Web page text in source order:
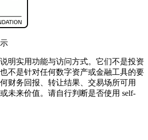
明实用功能与访问方式。它们不是投资
不是针对任何数字资产或金融工具的要
财务回报、转让结果、交易场所可用
未来价值。请自行判断是否使用 self-